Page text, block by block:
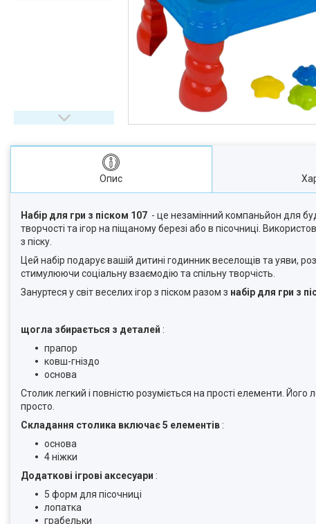
Опис
Набір для гри з піском 107 - це незамінний компаньйон для
творчості та ігор на піщаному березі або в пісочниці.
з піску.
Цей набір подарує вашій дитині годинник веселощів та уяви,
стимулюючи соціальну взаємодію та спільну творчість.
Зануртеся у світ веселих ігор з піском разом з набір для гри з
щогла збирається з деталей :
прапор
ковш-гніздо
основа
Столик легкий і повністю розуміється на прості елементи.
просто.
Складання столика включає 5 елементів :
основа
4 ніжки
Додаткові ігрові аксесуари :
5 форм для пісочниці
лопатка
грабельки